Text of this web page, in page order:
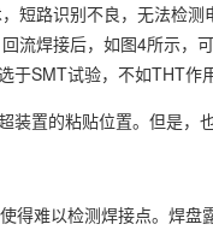
短路识别不良，无法检
流焊接后，如图4所示，
于SMT试验，不如THT作用
置的粘贴位置。但是，
得难以检测焊接点。焊盘